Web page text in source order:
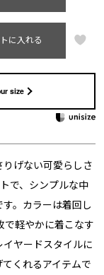
に入れる
size
げない可愛らしさ
で、シンプルな中
。カラーは着回し
で軽やかに着こなす
ヤードスタイルに
くれるアイテムで